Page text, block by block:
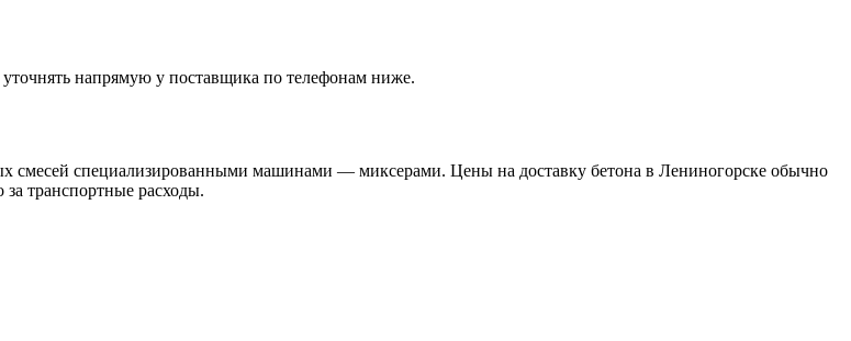
напрямую у поставщика по телефонам ниже.
смесей специализированными машинами — миксерами. Цены на доставку бетона в Лениногорске обычно
за транспортные расходы.